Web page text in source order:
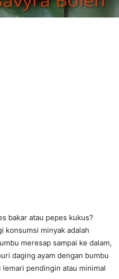
bakar atau pepes kukus?
konsumsi minyak adalah
meresap sampai ke dalam,
daging ayam dengan bumbu
lemari pendingin atau minimal